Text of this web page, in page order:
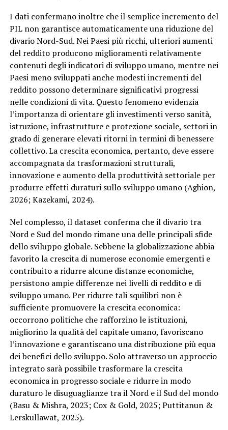
I dati confermano inoltre che il semplice incremento del
PIL non garantisce automaticamente una riduzione del
divario Nord-Sud. Nei Paesi più ricchi, ulteriori aumenti
del reddito producono miglioramenti relativamente
contenuti degli indicatori di sviluppo umano, mentre nei
Paesi meno sviluppati anche modesti incrementi del
reddito possono determinare significativi progressi
nelle condizioni di vita. Questo fenomeno evidenzia
l’importanza di orientare gli investimenti verso sanità,
istruzione, infrastrutture e protezione sociale, settori in
grado di generare elevati ritorni in termini di benessere
collettivo. La crescita economica, pertanto, deve essere
accompagnata da trasformazioni strutturali,
innovazione e aumento della produttività settoriale per
produrre effetti duraturi sullo sviluppo umano (Aghion,
2026; Kazekami, 2024).
Nel complesso, il dataset conferma che il divario tra
Nord e Sud del mondo rimane una delle principali sfide
dello sviluppo globale. Sebbene la globalizzazione abbia
favorito la crescita di numerose economie emergenti e
contribuito a ridurre alcune distanze economiche,
persistono ampie differenze nei livelli di reddito e di
sviluppo umano. Per ridurre tali squilibri non è
sufficiente promuovere la crescita economica:
occorrono politiche che rafforzino le istituzioni,
migliorino la qualità del capitale umano, favoriscano
l’innovazione e garantiscano una distribuzione più equa
dei benefici dello sviluppo. Solo attraverso un approccio
integrato sarà possibile trasformare la crescita
economica in progresso sociale e ridurre in modo
duraturo le disuguaglianze tra il Nord e il Sud del mondo
(Basu & Mishra, 2023; Cox & Gold, 2025; Puttitanun &
Lerskullawat, 2025).